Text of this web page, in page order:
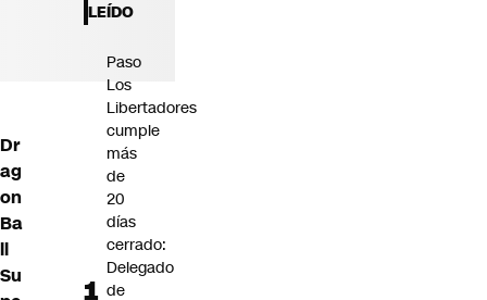
Dr
ag
on
Ba
ll
Su
LEÍDO
Paso
Los
Libertadores
cumple
más
de
20
días
cerrado:
Delegado
de